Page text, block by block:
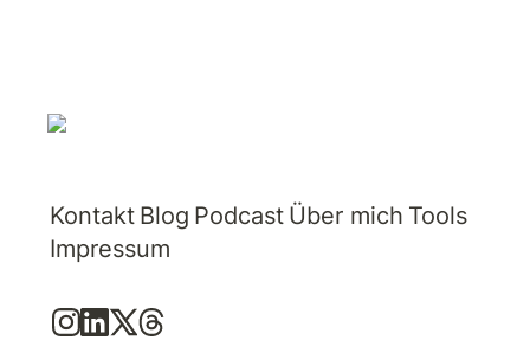
Kontakt Blog Podcast Über mich Tools
Impressum